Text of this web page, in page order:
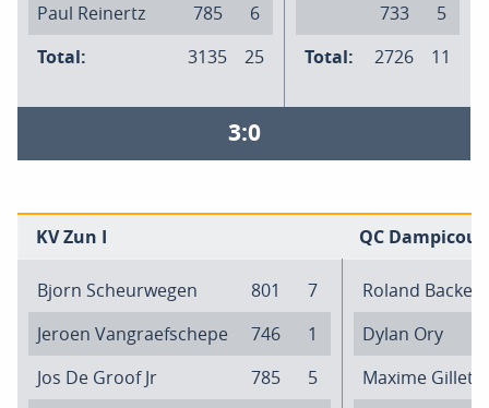
Paul Reinertz
785
6
Total:
3135 25
733
5
Total:
2726 11
3:0
KV Zun I QC
Bjorn Scheurwegen 801
7
Jeroen Vangraefschepe
746
1
Jos De Groof Jr
785
5
Roland Backes
Dylan Ory
Maxime Gillet